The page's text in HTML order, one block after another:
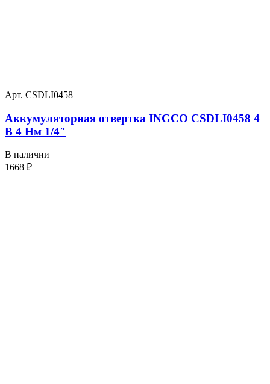
Арт. CSDLI0458
Аккумуляторная отвертка INGCO CSDLI0458 4
В 4 Нм 1/4″
В наличии
1668 ₽